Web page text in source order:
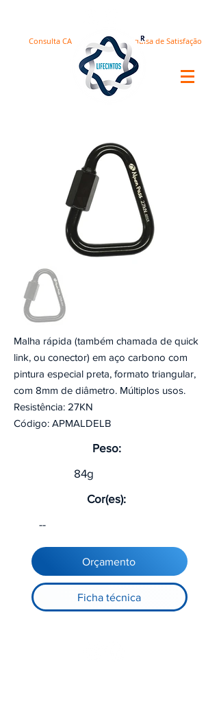
Pesquisa de Satisfação
Consulta CA
Malha rápida (também chamada de quick
link, ou conector) em aço carbono com
pintura especial preta, formato triangular,
com 8mm de diâmetro. Múltiplos usos.
Resistência: 27KN
Código: APMALDELB
Peso:
84g
Cor(es):
--
Orçamento
Ficha técnica